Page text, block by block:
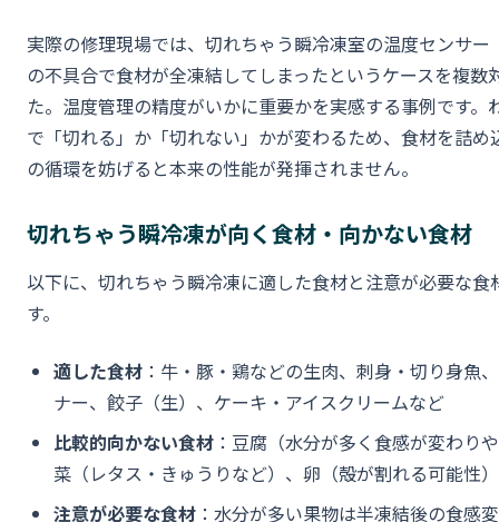
実際の修理現場では、切れちゃう瞬冷凍室の温度センサー
の不具合で食材が全凍結してしまったというケースを複数
た。温度管理の精度がいかに重要かを実感する事例です。
で「切れる」か「切れない」かが変わるため、食材を詰め
の循環を妨げると本来の性能が発揮されません。
切れちゃう瞬冷凍が向く食材・向かない食材
以下に、切れちゃう瞬冷凍に適した食材と注意が必要な食
す。
適した食材 ：牛・豚・鶏などの生肉、刺身・切り身魚
ナー、餃子（生）、ケーキ・アイスクリームなど
比較的向かない食材 ：豆腐（水分が多く食感が変わり
菜（レタス・きゅうりなど）、卵（殻が割れる可能性）
注意が必要な食材 ：水分が多い果物は半凍結後の食感